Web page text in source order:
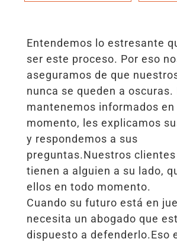
Entendemos lo estresante
ser este proceso. Por eso
aseguramos de que
nunca se queden a oscuras.
mantenemos informados en
momento, les explicamos
y respondemos a sus
preguntas.Nuestros clientes
tienen a alguien a su lado,
ellos en todo momento.
Cuando su futuro está en
necesita un abogado que
dispuesto a defenderlo.Eso